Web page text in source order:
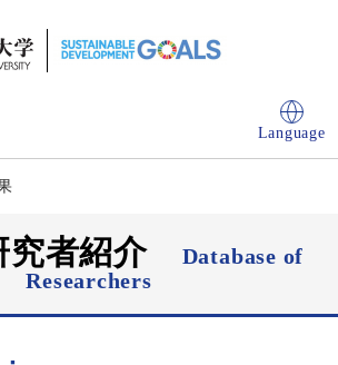
Language
究者紹介
Database of
Researchers